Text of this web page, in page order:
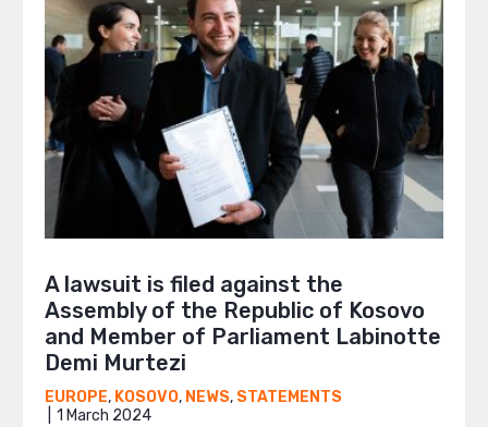
A lawsuit is filed against the
Assembly of the Republic of Kosovo
and Member of Parliament Labinotte
Demi Murtezi
EUROPE, KOSOVO, NEWS, STATEMENTS
1 March 2024